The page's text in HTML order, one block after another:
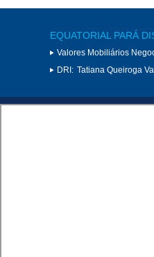
EQUATORIAL PARÁ
Valores Mobiliários
DRI: Tatiana Queiroga